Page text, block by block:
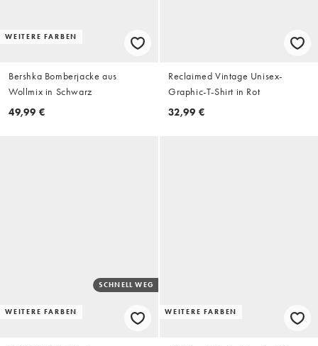
WEITERE FARBEN
Bershka Bomberjacke aus
Wollmix in Schwarz
49,99 €
Reclaimed Vintage Unisex-
Graphic-T-Shirt in Rot
32,99 €
WEITERE FARBEN
SCHNELL WEG
WEITERE FARBEN